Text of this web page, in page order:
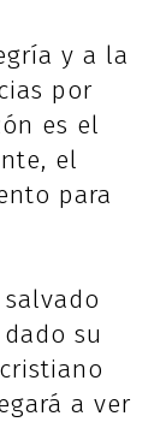
y a la
por
es el
el
para
su
a ver